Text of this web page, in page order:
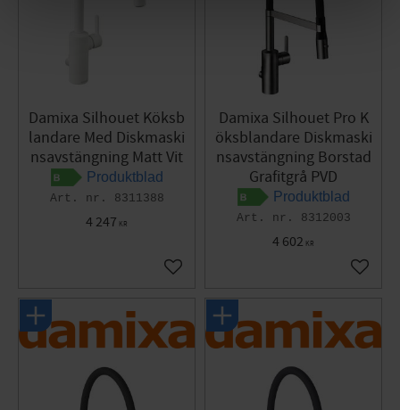
Damixa Silhouet Köksb
landare Med Diskmaski
nsavstängning Matt Vit
Produktblad
8311388
4 247 KR
Lägg till i favoriter
Damixa Silhouet Pro K
öksblandare Diskmaski
nsavstängning Borstad
Grafitgrå PVD
Produktblad
8312003
4 602 KR
Lägg